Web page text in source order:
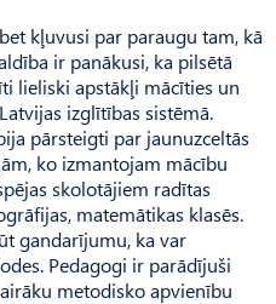
kļuvusi par paraugu tam, kā
ir panākusi, ka pilsētā
lieliski apstākļi mācīties un
izglītības sistēmā.
pārsteigti par jaunuzceltās
ko izmantojam mācību
skolotājiem radītas
matemātikas klasēs.
gandarījumu, ka var
Pedagogi ir parādījuši
metodisko apvienību